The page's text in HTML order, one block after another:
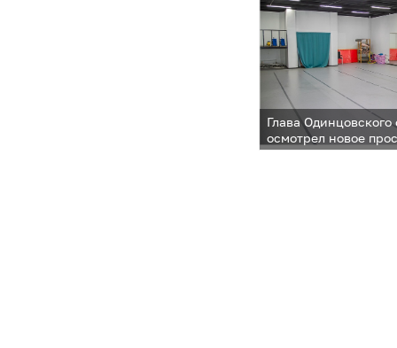
Глава
осмотрел новое
творческого